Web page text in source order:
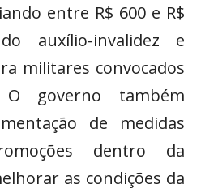
entre R$ 600 e R$
auxílio-invalidez e
militares convocados
O governo também
de medidas
dentro da
as condições da